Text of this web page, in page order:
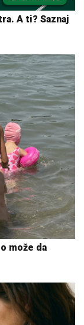
A ti? Saznaj
može da